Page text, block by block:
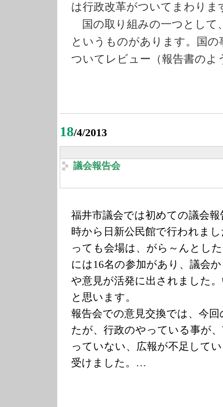
は行政改革がついてまわりま
国の取り組みの一つとして
というものがあります。国の
ついてレビュー（報告書の
18/4/2013
議会報告会
福井市議会では初めての議会
時から日新公民館で行われま
っても会場は、がら～んとし
には16名の参加があり、議会
や意見が活発に出されました
と思います。
報告会での意見交換では、今
たが、行政のやっている事が
っていない、広報が不足して
受けました。…